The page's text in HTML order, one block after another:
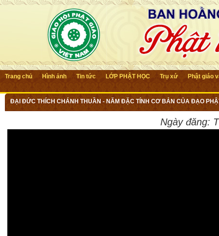
Trang chủ Hình ảnh Tin tức LỚP PHẬT HỌC Trụ xứ Phật giáo
ĐẠI ĐỨC THÍCH CHÁNH THUẦN - NĂM ĐẶC TÍNH CƠ BẢN CỦA ĐẠO
Ngày đăng: